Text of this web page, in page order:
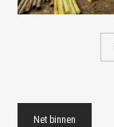
Net binnen